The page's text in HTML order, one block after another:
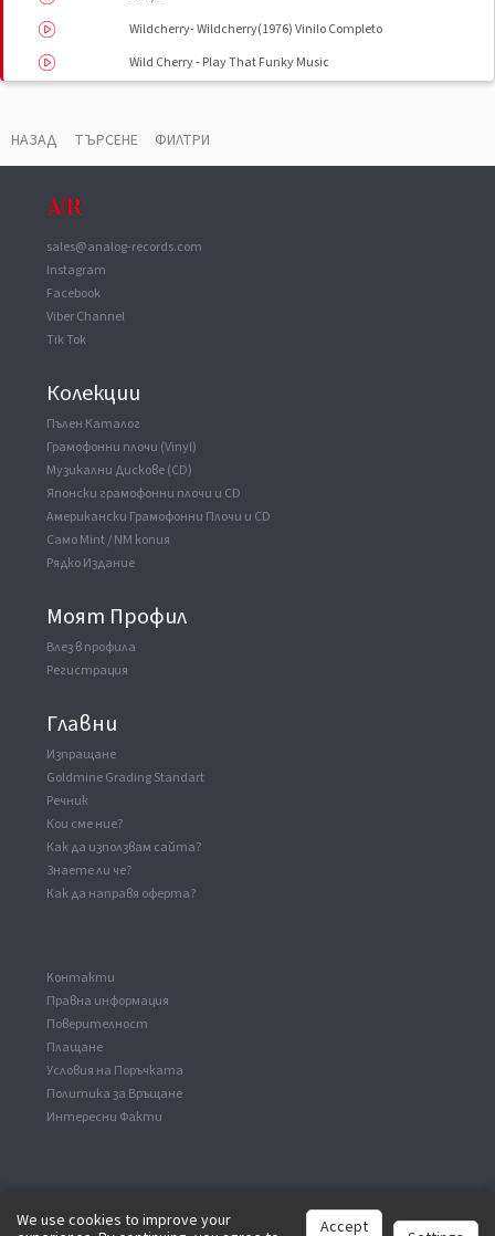
Wildcherry- Wildcherry(1976) Vinilo Completo
Wild Cherry - Play That Funky Music
ВАУЧЕР
Copyright (c)
Sony Music Entertainment Inc.
Manufactured By
Produced For
НАЗАД ТЪРСЕНЕ ФИЛТРИ
sales@analog-records.com
Instagram
Facebook
Viber Channel
Tik Tok
Колекции
Пълен Каталог
Грамофонни плочи (Vinyl)
Музикални Дискове (CD)
Японски грамофонни плочи и CD
Американски Грамофонни Плочи и CD
Само Mint / NM копия
Рядко Издание
Моят Профил
Влез в профила
Регистрация
Главни
Изпращане
Goldmine Grading Standart
Речник
Кои сме ние?
Как да използвам сайта?
Знаете ли че?
Как да направя оферта?
Kонтакти
Правна информация
Поверителност
Плащане
Условия на Поръчката
Политика за Връщане
Интересни Факти
We use cookies to improve your
Accept